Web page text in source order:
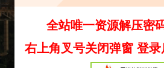
全站唯一资源解压密
右上角叉号关闭弹窗 登